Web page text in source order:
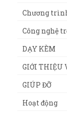
Chương
Công nghệ
DẠY KÈM
GIỚI THIỆU
GIÚP ĐỠ
Hoạt động